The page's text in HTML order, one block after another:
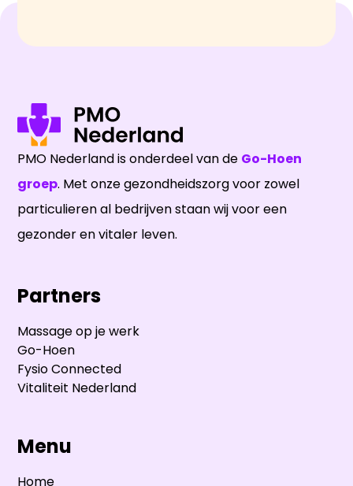
PMO Nederland is onderdeel van de Go-Hoen
groep. Met onze gezondheidszorg voor zowel
particulieren al bedrijven staan wij voor een
gezonder en vitaler leven.
Menu
Home
Partners
Massage op je werk
Go-Hoen
Fysio Connected
Vitaliteit Nederland